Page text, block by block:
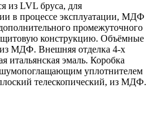
из LVL бруса, для
в процессе эксплуатации, МДФ
промежуточного
конструкцию. Объёмные
МДФ. Внешняя отделка 4-х
итальянская эмаль. Коробка
шумопоглащающим уплотнителем
телескопический, из МДФ.